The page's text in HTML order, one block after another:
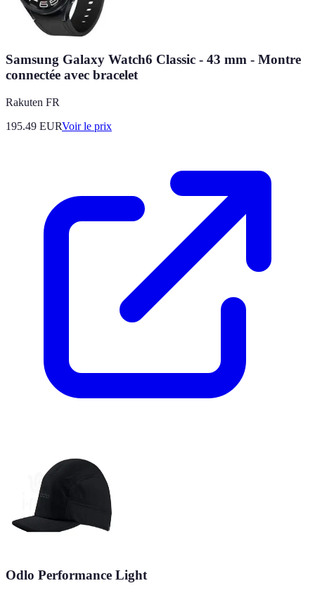
Samsung Galaxy Watch6 Classic - 43 mm - Montre
connectée avec bracelet
Rakuten FR
195.49 EURVoir le prix
Odlo Performance Light